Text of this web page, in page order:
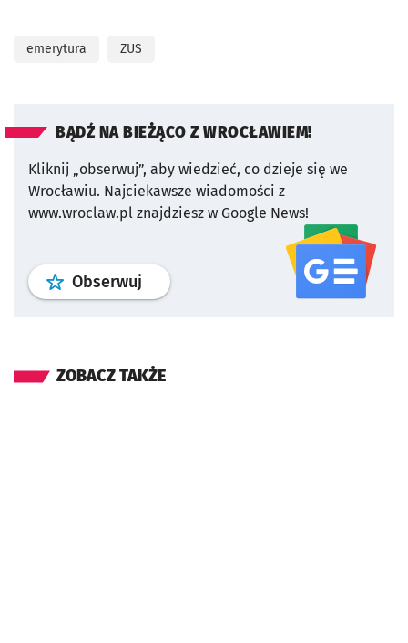
emerytura ZUS
BĄDŹ NA BIEŻĄCO Z WROCŁAWIEM!
Kliknij „obserwuj”, aby wiedzieć, co dzieje się we
Wrocławiu. Najciekawsze wiadomości z
www.wroclaw.pl znajdziesz w Google News!
Obserwuj profil serwisu
ZOBACZ TAKŻE